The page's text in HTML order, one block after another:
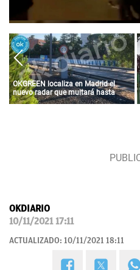
OKGREEN localiza en Madrid el
nuevo radar que multará hasta
con 3.000 euros a los coches más
OKDIARIO
10/11/2021 17:11
ACTUALIZADO: 10/11/2021 18:11